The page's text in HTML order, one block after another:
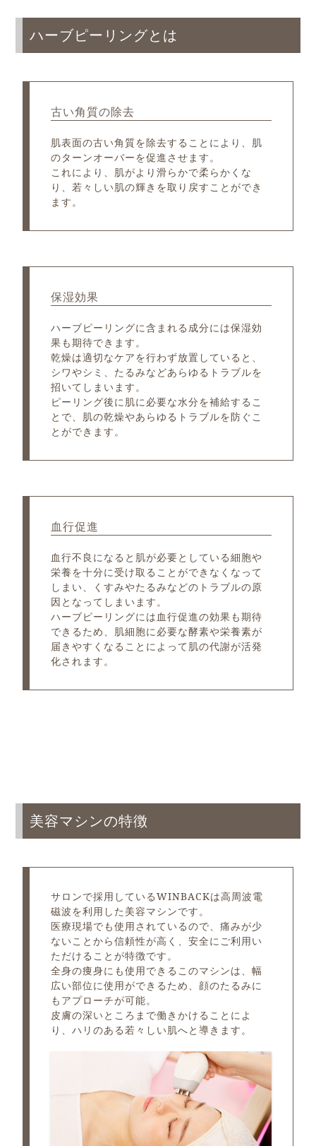
ハーブピーリングとは
古い角質の除去
肌表面の古い角質を除去することにより、肌
のターンオーバーを促進させます。
これにより、肌がより滑らかで柔らかくな
り、若々しい肌の輝きを取り戻すことができ
ます。
保湿効果
ハーブピーリングに含まれる成分には保湿効
果も期待できます。
乾燥は適切なケアを行わず放置していると、
シワやシミ、たるみなどあらゆるトラブルを
招いてしまいます。
ピーリング後に肌に必要な水分を補給するこ
とで、肌の乾燥やあらゆるトラブルを防ぐこ
とができます。
血行促進
血行不良になると肌が必要としている細胞や
栄養を十分に受け取ることができなくなって
しまい、くすみやたるみなどのトラブルの原
因となってしまいます。
ハーブピーリングには血行促進の効果も期待
できるため、肌細胞に必要な酵素や栄養素が
届きやすくなることによって肌の代謝が活発
化されます。
美容マシンの特徴
サロンで採用しているWINBACKは高周波電
磁波を利用した美容マシンです。
医療現場でも使用されているので、痛みが少
ないことから信頼性が高く、安全にご利用い
ただけることが特徴です。
全身の痩身にも使用できるこのマシンは、幅
広い部位に使用ができるため、顔のたるみに
もアプローチが可能。
皮膚の深いところまで働きかけることによ
り、ハリのある若々しい肌へと導きます。